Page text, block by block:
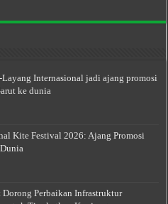
Internasional jadi ajang promosi
ke dunia
Kite Festival 2026: Ajang Promosi
Dorong Perbaikan Infrastruktur